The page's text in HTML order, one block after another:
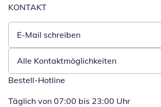
KONTAKT
E-Mail schreiben
Öffnet E-Mail-Client
Alle Kontaktmöglichkeiten
Bestell-Hotline
Täglich von 07:00 bis 23:00 Uhr